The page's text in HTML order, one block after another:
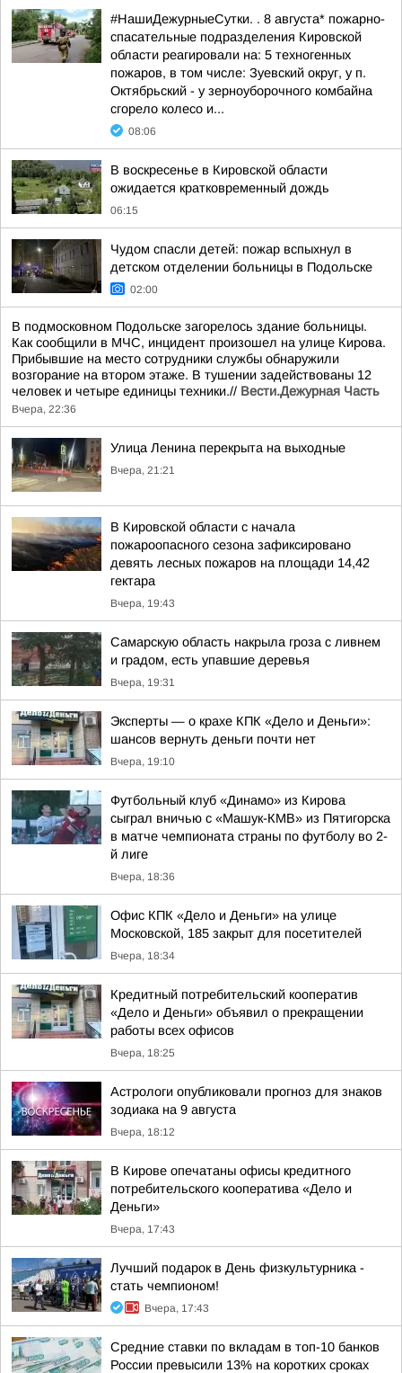
#НашиДежурныеСутки. . 8 августа* пожарно-
спасательные подразделения Кировской
области реагировали на: 5 техногенных
пожаров, в том числе: Зуевский округ, у п.
Октябрьский - у зерноуборочного комбайна
сгорело колесо и...
08:06
В воскресенье в Кировской области
ожидается кратковременный дождь
06:15
Чудом спасли детей: пожар вспыхнул в
детском отделении больницы в Подольске
02:00
В подмосковном Подольске загорелось здание больницы.
Как сообщили в МЧС, инцидент произошел на улице Кирова.
Прибывшие на место сотрудники службы обнаружили
возгорание на втором этаже. В тушении задействованы 12
человек и четыре единицы техники.// Вести.Дежурная Часть
Вчера, 22:36
Улица Ленина перекрыта на выходные
Вчера, 21:21
В Кировской области с начала
пожароопасного сезона зафиксировано
девять лесных пожаров на площади 14,42
гектара
Вчера, 19:43
Самарскую область накрыла гроза с ливнем
и градом, есть упавшие деревья
Вчера, 19:31
Эксперты — о крахе КПК «Дело и Деньги»:
шансов вернуть деньги почти нет
Вчера, 19:10
Футбольный клуб «Динамо» из Кирова
сыграл вничью с «Машук-КМВ» из Пятигорска
в матче чемпионата страны по футболу во 2-
й лиге
Вчера, 18:36
Офис КПК «Дело и Деньги» на улице
Московской, 185 закрыт для посетителей
Вчера, 18:34
Кредитный потребительский кооператив
«Дело и Деньги» объявил о прекращении
работы всех офисов
Вчера, 18:25
Астрологи опубликовали прогноз для знаков
зодиака на 9 августа
Вчера, 18:12
В Кирове опечатаны офисы кредитного
потребительского кооператива «Дело и
Деньги»
Вчера, 17:43
Лучший подарок в День физкультурника -
стать чемпионом!
Вчера, 17:43
Средние ставки по вкладам в топ-10 банков
России превысили 13% на коротких сроках